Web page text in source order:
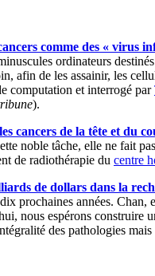
comme des « virus
ordinateurs
afin de les assainir, les
computation et interrogé par
).
cancers de la tête et du
noble tâche, elle ne fait
de radiothérapie du centre
de dollars dans la
prochaines années.
nous espérons
des pathologies